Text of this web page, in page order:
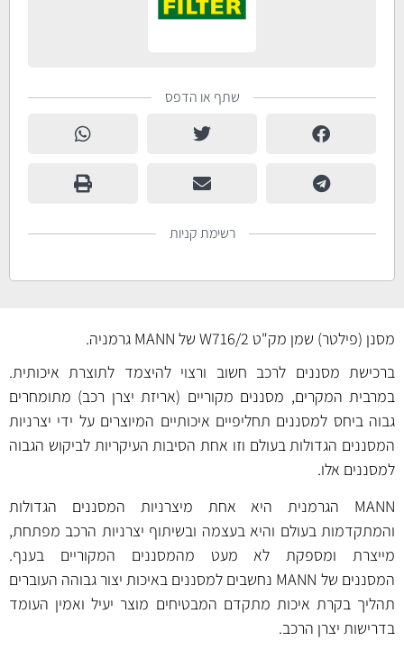
שתף או הדפס
רשימת קניות
מסנן (פילטר) שמן מק"ט W716/2 של MANN גרמניה.
ברכישת מסננים לרכב חשוב ורצוי להיצמד לתוצרת איכותית.
במרבית המקרים, מסננים מקוריים (אריזת יצרן רכב) מתומחרים
גבוה ביחס למסננים תחליפיים איכותיים המיוצרים על ידי יצרניות
המסננים הגדולות בעולם וזו אחת הסיבות העיקריות לביקוש הגבוה
למסננים אלו.
MANN הגרמנית היא אחת מיצרניות המסננים הגדולות
והמתקדמות בעולם והיא בעצמה ובשיתוף יצרניות הרכב מפתחת,
מייצרת ומספקת לא מעט מהמסננים המקוריים בענף.
המסננים של MANN נחשבים למסננים באיכות יצור גבוהה העוברים
תהליך בקרת איכות מתקדם המבטיחים מוצר יעיל ואמין העומד
בדרישות יצרן הרכב.